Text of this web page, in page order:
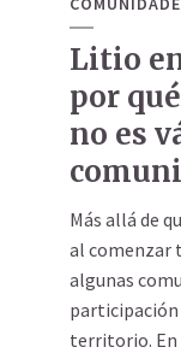
Litio
por
no es
Más allá de
al comenzar
algunas
participación
territorio. En